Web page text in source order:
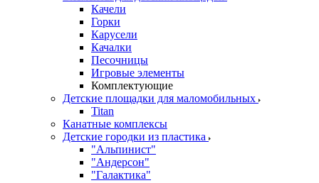
Качели
Горки
Карусели
Качалки
Песочницы
Игровые элементы
Комплектующие
Детские площадки для маломобильных
Titan
Канатные комплексы
Детские городки из пластика
"Альпинист"
"Андерсон"
"Галактика"